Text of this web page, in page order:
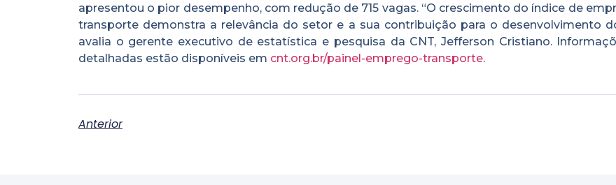
apresentou o pior desempenho, com redução de 715 vagas. “O crescimento do índice de
transporte demonstra a relevância do setor e a sua contribuição para o desenvolvimento
avalia o gerente executivo de estatística e pesquisa da CNT, Jefferson Cristiano.
detalhadas estão disponíveis em cnt.org.br/painel-emprego-transporte.
Anterior